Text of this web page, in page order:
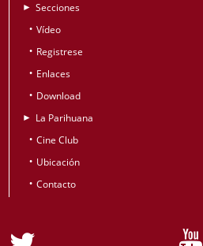
► Secciones
• Vídeo
• Registrese
• Enlaces
• Download
► La Parihuana
• Cine Club
• Ubicación
• Contacto